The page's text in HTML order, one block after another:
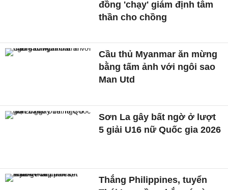
đồng 'chạy' giám định tâm
thần cho chồng
Cầu thủ Myanmar ăn mừng
bằng tấm ảnh với ngôi sao
Man Utd
Sơn La gây bất ngờ ở lượt
5 giải U16 nữ Quốc gia 2026
Thắng Philippines, tuyển